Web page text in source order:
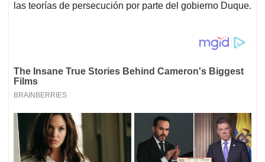
las teorías de persecución por parte del gobierno Duque.